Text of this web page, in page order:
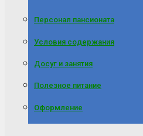
Персонал пансионата
Условия содержания
Досуг и занятия
Полезное питание
Оформление